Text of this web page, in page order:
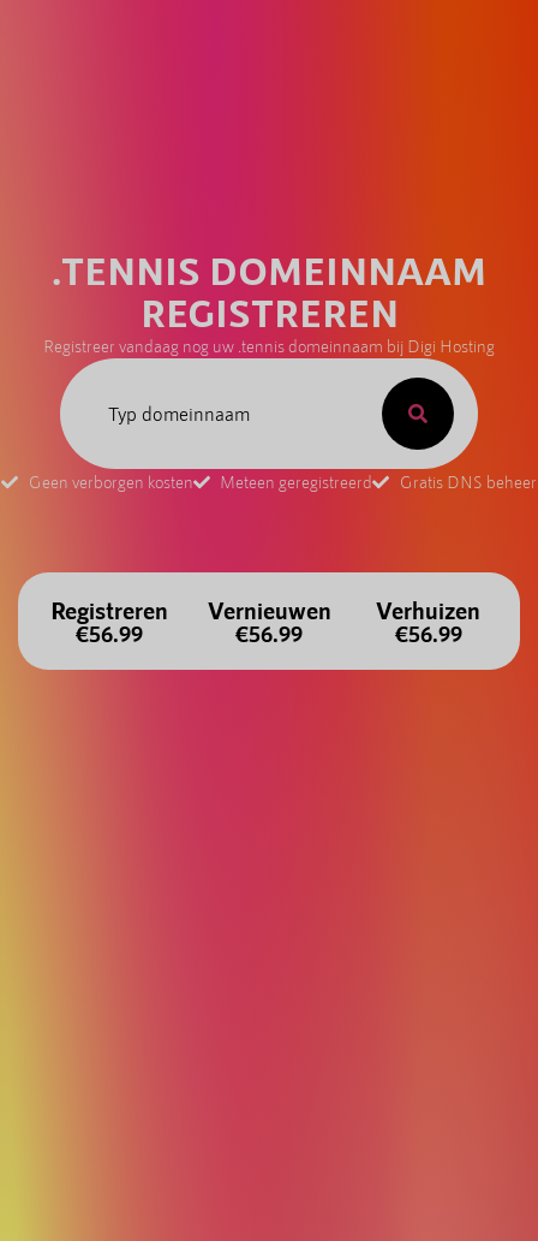
.TENNIS DOMEINNAAM
REGISTREREN
Registreer vandaag nog uw .tennis domeinnaam bij Digi Hosting
Geen verborgen kosten Meteen geregistreerd Gratis DNS beheer
Registreren
€56.99
Vernieuwen
€56.99
Verhuizen
€56.99